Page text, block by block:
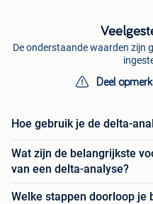
De onderstaande waarden zijn
Deel
Hoe gebruik je de delta-
Wat zijn de belangrijkste
van een delta-analyse?
Welke stappen doorloop je